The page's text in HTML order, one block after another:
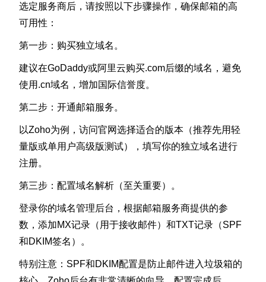
选定服务商后，请按照以下步骤操作，确保邮箱的高
可用性：
第一步：购买独立域名。
建议在GoDaddy或阿里云购买.com后缀的域名，避免
使用.cn域名，增加国际信誉度。
第二步：开通邮箱服务。
以Zoho为例，访问官网选择适合的版本（推荐先用轻
量版或单用户高级版测试），填写你的独立域名进行
注册。
第三步：配置域名解析（至关重要）。
登录你的域名管理后台，根据邮箱服务商提供的参
数，添加MX记录（用于接收邮件）和TXT记录（SPF
和DKIM签名）。
特别注意：SPF和DKIM配置是防止邮件进入垃圾箱的